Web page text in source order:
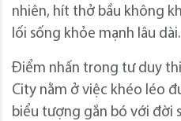
nhiên, hít thở bầu không
lối sống khỏe mạnh lâu dài.
Điểm nhấn trong tư duy
City nằm ở việc khéo léo
biểu tượng gắn bó với đời